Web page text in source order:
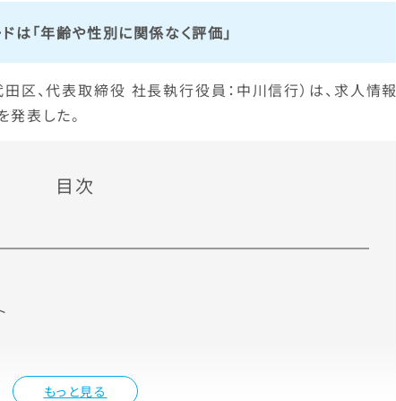
は「年齢や性別に関係なく評価」
田区、代表取締役 社長執行役員：中川信行）は、求人情報
表した。
目次
もっと見る